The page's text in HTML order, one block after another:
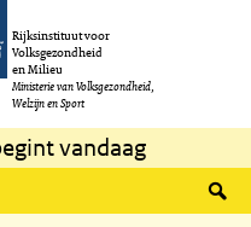
Rijksinstituut voor
Volksgezondheid
en Milieu
Ministerie van Volksgezondheid,
Welzijn en Sport
vandaag